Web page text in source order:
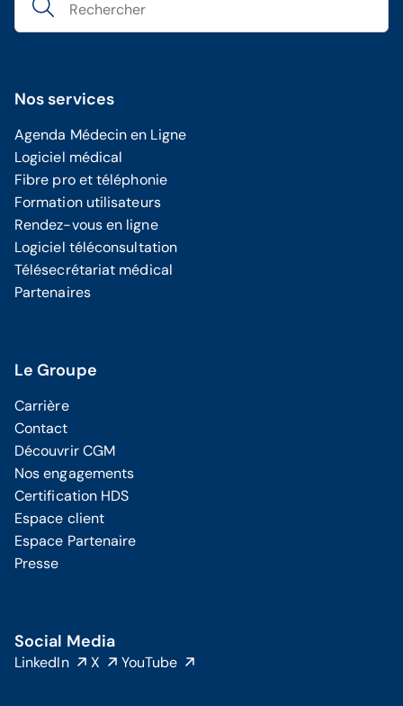
Nos services
Agenda Médecin en Ligne
Logiciel médical
Fibre pro et téléphonie
Formation utilisateurs
Rendez-vous en ligne
Logiciel téléconsultation
Télésecrétariat médical
Partenaires
Le Groupe
Carrière
Contact
Découvrir CGM
Nos engagements
Certification HDS
Espace client
Espace Partenaire
Presse
Social Media
LinkedIn X YouTube